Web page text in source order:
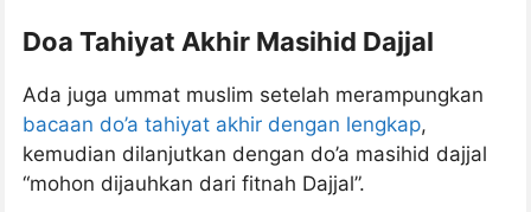
Doa Tahiyat Akhir Masihid Dajjal
Ada juga ummat muslim setelah merampungkan
bacaan do’a tahiyat akhir dengan lengkap,
kemudian dilanjutkan dengan do’a masihid dajjal
“mohon dijauhkan dari fitnah Dajjal”.